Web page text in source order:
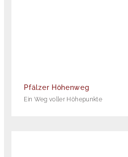
Pfälzer Höhenweg
Ein Weg voller Höhepunkte